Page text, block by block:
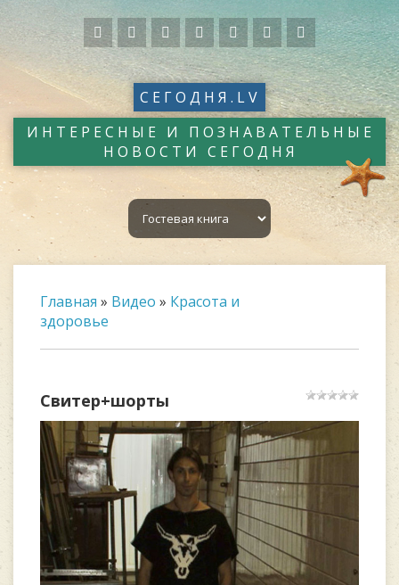
СЕГОДНЯ.LV
ИНТЕРЕСНЫЕ И ПОЗНАВАТЕЛЬНЫЕ
НОВОСТИ СЕГОДНЯ
Главная » Видео » Красота и
здоровье
Свитер+шорты